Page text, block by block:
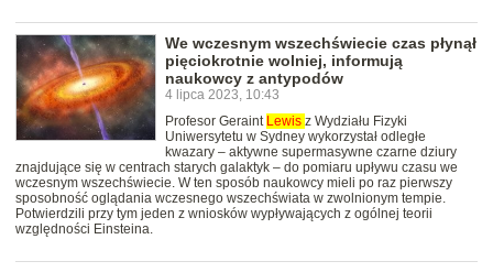
We wczesnym wszechświecie czas płynął
pięciokrotnie wolniej, informują
naukowcy z antypodów
4 lipca 2023, 10:43
Profesor Geraint Lewis z Wydziału Fizyki
Uniwersytetu w Sydney wykorzystał odległe
kwazary – aktywne supermasywne czarne dziury
znajdujące się w centrach starych galaktyk – do pomiaru upływu czasu we
wczesnym wszechświecie. W ten sposób naukowcy mieli po raz pierwszy
sposobność oglądania wczesnego wszechświata w zwolnionym tempie.
Potwierdzili przy tym jeden z wniosków wypływających z ogólnej teorii
względności Einsteina.